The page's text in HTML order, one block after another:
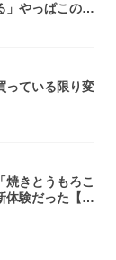
」やっぱこのク
っている限り変
焼きとうもろこ
体験だった【東